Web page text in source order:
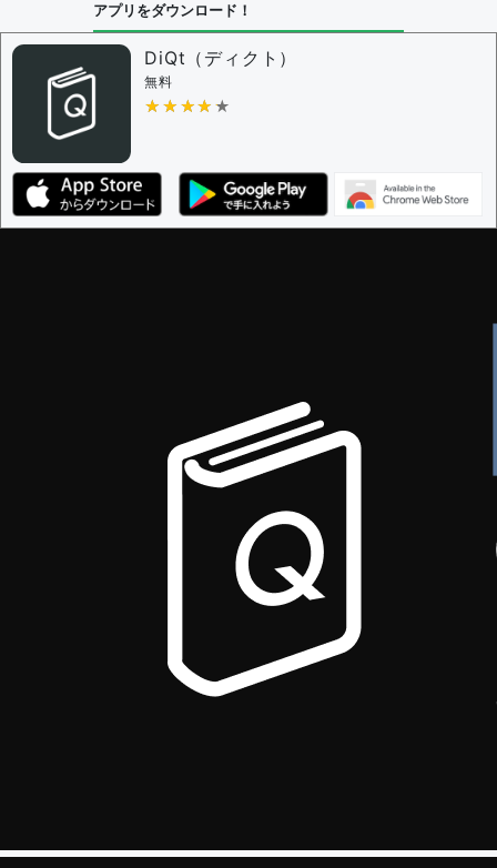
問題の編集権限を持つユーザー -
審査に対する投票権限を持つユーザー -
ザー
決定に必要な投票数 -
編集ガイドライン
アプリをダウンロード！
DiQt（ディクト）
無料
★★★★★
★★★★★